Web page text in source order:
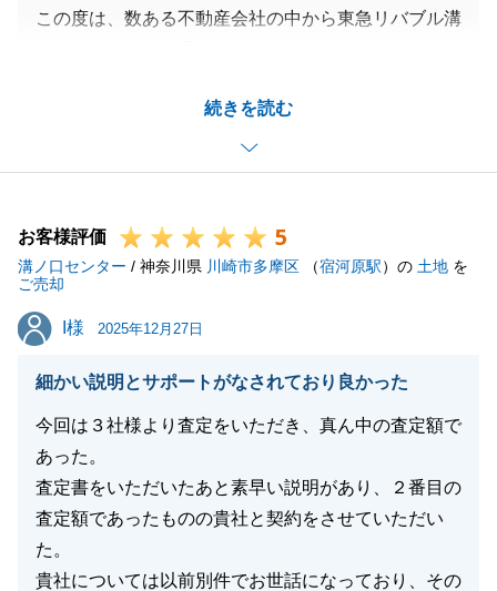
続きを読む
この度は、数ある不動産会社の中から東急リバブル溝
また、無駄のないスムーズな進行と説明の分かりやす
さをご評価いただき、大変光栄に存じます。
不動産のお取引は非常に工程が多く、時には複雑な判
私は、お客様の貴重なお時間を無駄にしないよう、
「情報の整理」と「先読みした段取り」を徹底してお
ります。
今回、お客様にストレスを感じさせることなくお引き
形を実現できたと感じております。
「わかりやすかった」という一言は、私にとって最高
の褒め言葉です。今後も、専門用語を並べるのではな
く、常にお客様の目線で「納得感のあるお取引」を追
求してまいります。
また将来、不動産に関することで何かお役に立てる日
が参りましたら、ぜひ「東急リバブル溝ノ口センタ
お客様評価 5
溝ノ口センター / 神奈川県 川崎市多摩区 （宿河原駅）の 土地 を
ご売却
I様
I様 2025年12月27日
細かい説明とサポートがなされており良かった
今回は３社様より査定をいただき、真ん中の査定額で
あった。
査定書をいただいたあと素早い説明があり、２番目の
査定額であったものの貴社と契約をさせていただい
た。
貴社については以前別件でお世話になっており、その